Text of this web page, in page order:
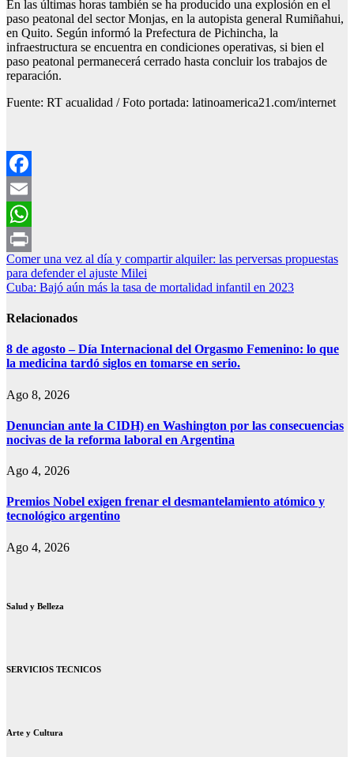
En las últimas horas también se ha producido una explosión en el
paso peatonal del sector Monjas, en la autopista general Rumiñahui,
en Quito. Según informó la Prefectura de Pichincha, la
infraestructura se encuentra en condiciones operativas, si bien el
paso peatonal permanecerá cerrado hasta concluir los trabajos de
reparación.
Fuente: RT acualidad / Foto portada: latinoamerica21.com/internet
Facebook
Email
WhatsApp
Print
Navegación
de
Comer una vez al día y compartir alquiler: las perversas propuestas
para defender el ajuste Milei
Cuba: Bajó aún más la tasa de mortalidad infantil en 2023
Relacionados
8 de agosto – Día Internacional del Orgasmo Femenino: lo que
la medicina tardó siglos en tomarse en serio.
Ago 8, 2026
Denuncian ante la CIDH) en Washington por las consecuencias
nocivas de la reforma laboral en Argentina
Ago 4, 2026
Premios Nobel exigen frenar el desmantelamiento atómico y
tecnológico argentino
Ago 4, 2026
Salud y Belleza
SERVICIOS TECNICOS
Arte y Cultura